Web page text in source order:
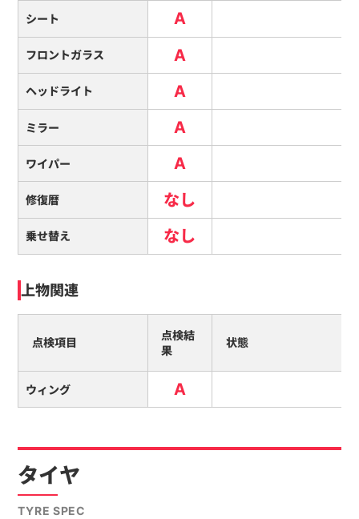
シート A
フロントガラス A
ヘッドライト A
ミラー A
ワイパー A
修復暦 なし
乗せ替え なし
上物関連
点検項目
点検結
果
状態
ウィング A
タイヤ
TYRE SPEC